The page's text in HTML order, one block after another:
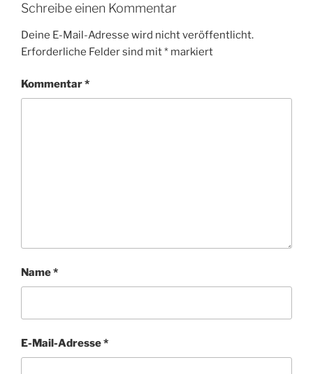
Schreibe einen Kommentar
Deine E-Mail-Adresse wird nicht veröffentlicht.
Erforderliche Felder sind mit* markiert
Kommentar*
Name*
E-Mail-Adresse*